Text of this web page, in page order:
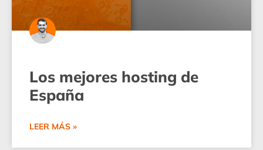
Los mejores hosting de
España
LEER MÁS »